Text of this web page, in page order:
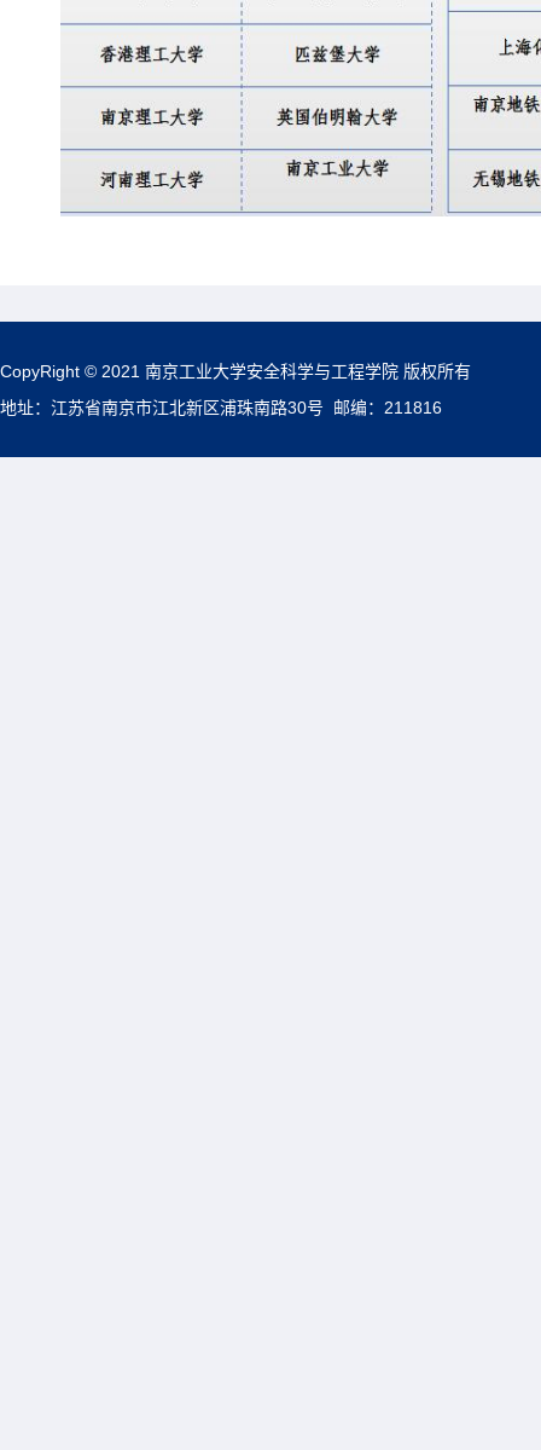
CopyRight © 2021 南京工业大学安全科学与工程学院 版权所有
地址：江苏省南京市江北新区浦珠南路30号 邮编：211816